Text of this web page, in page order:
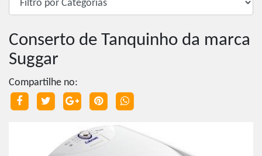
Conserto de Tanquinho da marca
Suggar
Compartilhe no: